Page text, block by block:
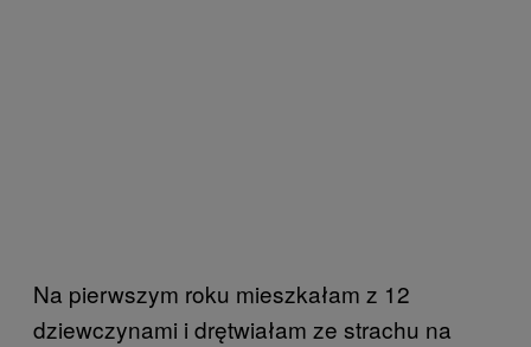
Na pierwszym roku mieszkałam z 12
dziewczynami i drętwiałam ze strachu na